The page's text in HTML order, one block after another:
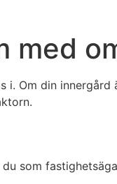
med
Om din innergård
som